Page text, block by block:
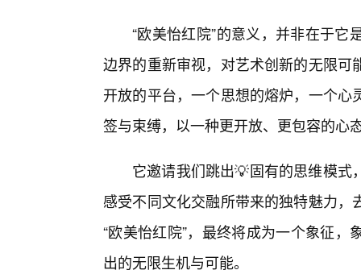
“欧美怡红院”的意义，并非在于
边界的重新审视，对艺术创新的无限
开放的平台，一个思想的熔炉，一个
签与束缚，以一种更开放、更包容的心
它邀请我们跳出💡固有的思维模
感受不同文化交融所带来的独特魅力
“欧美怡红院”，最终将成为一个象征
出的无限生机与可能。